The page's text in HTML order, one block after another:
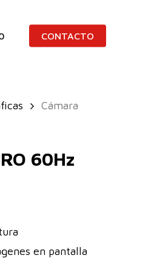
CONTACTO
Cámara
60Hz
en pantalla